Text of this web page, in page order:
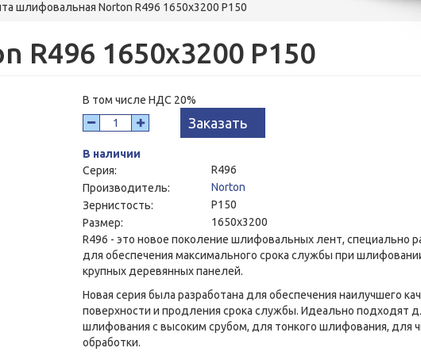
шлифовальная Norton R496 1650x3200 P150
1650x3200 P150
В том числе НДС 20%
Заказать
В наличии
Серия:
R496
Производитель:
Norton
Зернистость:
P150
Размер:
1650x3200
R496 - это новое поколение шлифовальных лент, специально
для обеспечения максимального срока службы при
крупных деревянных панелей.
Новая серия была разработана для обеспечения наилучшего
поверхности и продления срока службы. Идеально подходят
шлифования с высоким срубом, для тонкого шлифования, для
обработки.